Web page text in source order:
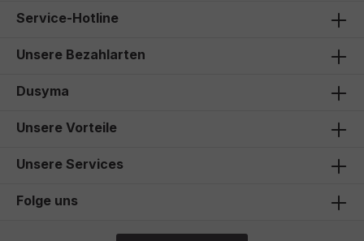
Service-Hotline
Unsere Bezahlarten
Dusyma
Unsere Vorteile
Unsere Services
Folge uns